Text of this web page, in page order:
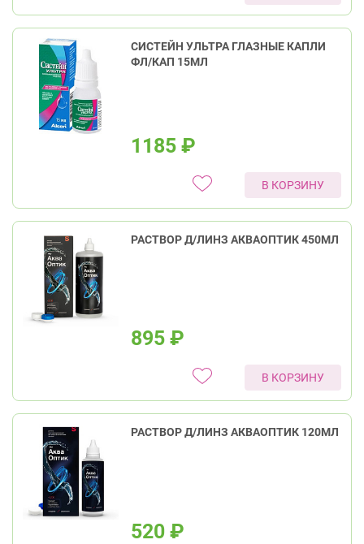
СИСТЕЙН УЛЬТРА ГЛАЗНЫЕ КАПЛИ
ФЛ/КАП 15МЛ
1185 ₽
В КОРЗИНУ
РАСТВОР Д/ЛИНЗ АКВАОПТИК 450МЛ
895 ₽
В КОРЗИНУ
РАСТВОР Д/ЛИНЗ АКВАОПТИК 120МЛ
520 ₽